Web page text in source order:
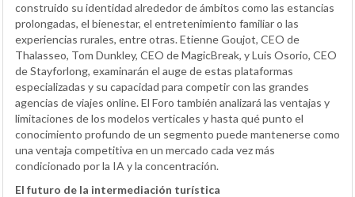
construido su identidad alrededor de ámbitos como las estancias
prolongadas, el bienestar, el entretenimiento familiar o las
experiencias rurales, entre otras. Etienne Goujot, CEO de
Thalasseo, Tom Dunkley, CEO de MagicBreak, y Luis Osorio, CEO
de Stayforlong, examinarán el auge de estas plataformas
especializadas y su capacidad para competir con las grandes
agencias de viajes online. El Foro también analizará las ventajas y
limitaciones de los modelos verticales y hasta qué punto el
conocimiento profundo de un segmento puede mantenerse como
una ventaja competitiva en un mercado cada vez más
condicionado por la IA y la concentración.
El futuro de la intermediación turística